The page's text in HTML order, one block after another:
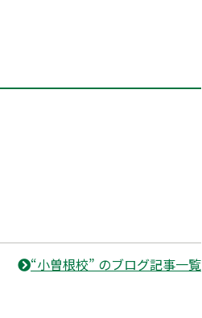
“小曽根校” のブログ記事一覧